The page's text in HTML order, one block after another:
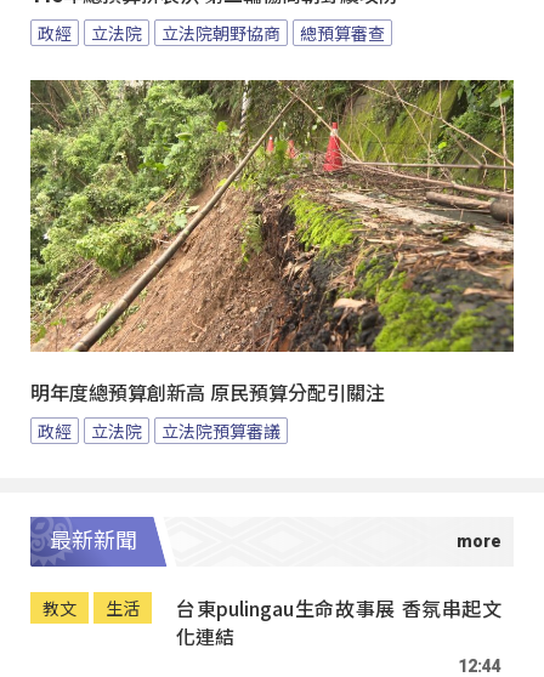
政經 立法院 立法院朝野協商 總預算審查
明年度總預算創新高 原民預算分配引關注
政經 立法院 立法院預算審議
最新新聞
教文 生活
台東pulingau生命故事展 香氛串起文
化連結
12:44